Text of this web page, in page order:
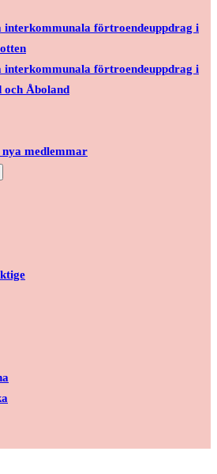
interkommunala förtroendeuppdrag i
interkommunala förtroendeuppdrag i
och Åboland
medlemmar